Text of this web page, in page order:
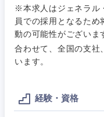
※本求人はジェネラル
員での採用となるた
動の可能性がございま
合わせて、全国の支社
います。
経験・資格
不動産専
門職
建設・施
工管理
事務職
法律・特許事
人材・アウト
その他
群馬県
千葉県